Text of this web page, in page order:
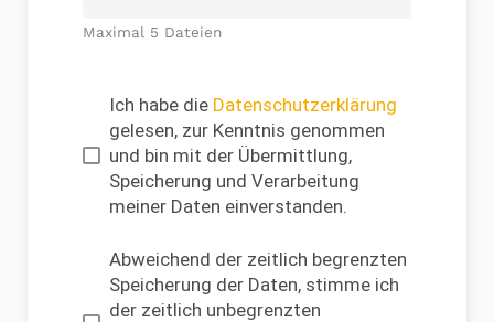
Maximal 5 Dateien
Ich habe die Datenschutzerklärung
gelesen, zur Kenntnis genommen
und bin mit der Übermittlung,
Speicherung und Verarbeitung
meiner Daten einverstanden.
Abweichend der zeitlich begrenzten
Speicherung der Daten, stimme ich
der zeitlich unbegrenzten